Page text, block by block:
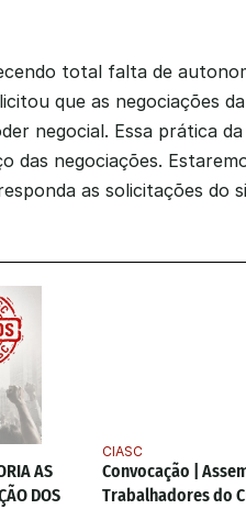
total falta de
que as negociações
negocial. Essa prática
das negociações.
as solicitações do
AS
DOS
CIASC
Convocação |
Trabalhadores do